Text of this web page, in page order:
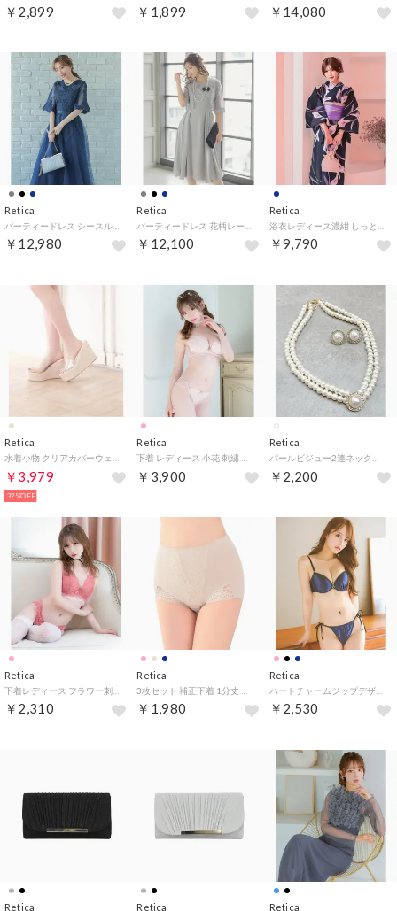
￥2,899 ￥1,899 ￥14,080
Retica
￥12,980
Retica
￥12,100
Retica
￥9,790
Retica
￥3,979
32%OFF
Retica
￥3,900
Retica
￥2,200
Retica
￥2,310
Retica
￥1,980
Retica
ハートチャームジップデザインサテンカップブラジャー＆ショーツ2点セット【返品不可商品】 （ネイビー）
￥2,530
Retica Retica Retica